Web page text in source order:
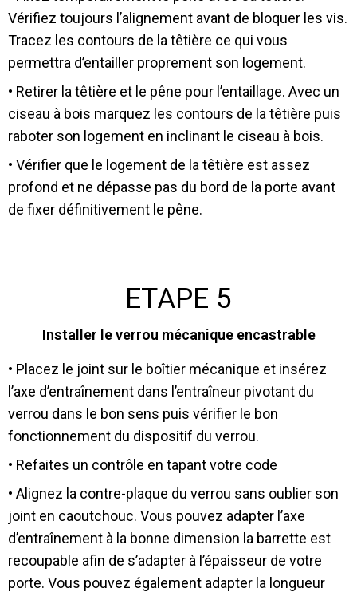
Vérifiez toujours l’alignement avant de bloquer les vis.
Tracez les contours de la têtière ce qui vous
permettra d’entailler proprement son logement.
• Retirer la têtière et le pêne pour l’entaillage. Avec un
ciseau à bois marquez les contours de la têtière puis
raboter son logement en inclinant le ciseau à bois.
• Vérifier que le logement de la têtière est assez
profond et ne dépasse pas du bord de la porte avant
de fixer définitivement le pêne.
ETAPE 5
Installer le verrou mécanique encastrable
• Placez le joint sur le boîtier mécanique et insérez
l’axe d’entraînement dans l’entraîneur pivotant du
verrou dans le bon sens puis vérifier le bon
fonctionnement du dispositif du verrou.
• Refaites un contrôle en tapant votre code
• Alignez la contre-plaque du verrou sans oublier son
joint en caoutchouc. Vous pouvez adapter l’axe
d’entraînement à la bonne dimension la barrette est
recoupable afin de s’adapter à l’épaisseur de votre
porte. Vous pouvez également adapter la longueur